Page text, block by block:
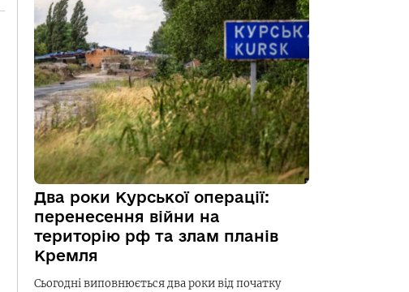
Два роки Курської операції:
перенесення війни на
територію рф та злам планів
Кремля
Сьогодні виповнюється два роки від початку